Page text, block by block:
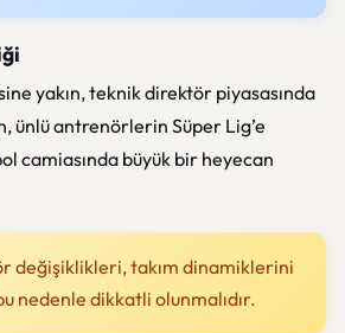
yakın, teknik direktör piyasasında
ünlü antrenörlerin Süper Lig’e
camiasında büyük bir heyecan
değişiklikleri, takım dinamiklerini
nedenle dikkatli olunmalıdır.